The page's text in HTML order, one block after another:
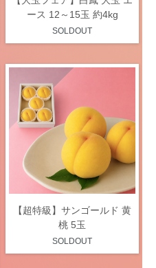
ース 12～15玉 約4kg
SOLDOUT
【超特級】サンゴールド 黄
桃 5玉
SOLDOUT